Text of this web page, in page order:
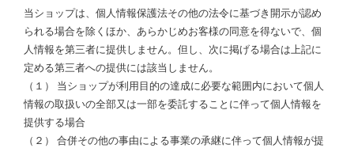
当ショップは、個人情報保護法その他の法令に基づき開示が認め
られる場合を除くほか、あらかじめお客様の同意を得ないで、個
人情報を第三者に提供しません。但し、次に掲げる場合は上記に
定める第三者への提供には該当しません。
（１） 当ショップが利用目的の達成に必要な範囲内において個人
情報の取扱いの全部又は一部を委託することに伴って個人情報を
提供する場合
（２） 合併その他の事由による事業の承継に伴って個人情報が提